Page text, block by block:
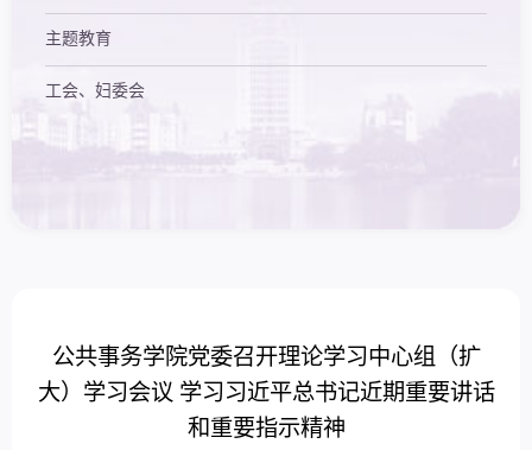
主题教育
工会、妇委会
公共事务学院党委召开理论学习中心组（扩
大）学习会议 学习习近平总书记近期重要讲话
和重要指示精神